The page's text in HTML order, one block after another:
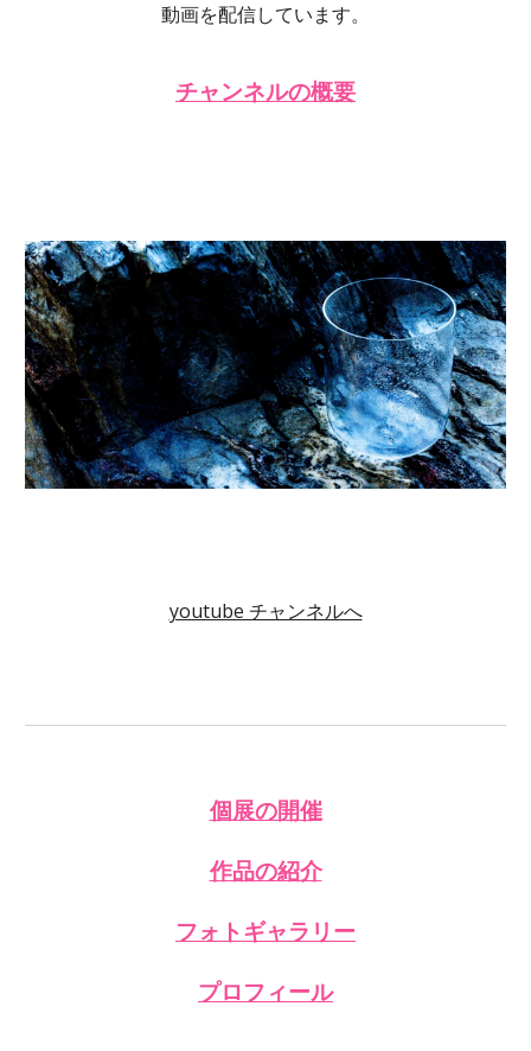
動画を配信しています。
チャンネルの概要
youtube チャンネルへ
個展の開催
作品の紹介
フォトギャラリー
プロフィール